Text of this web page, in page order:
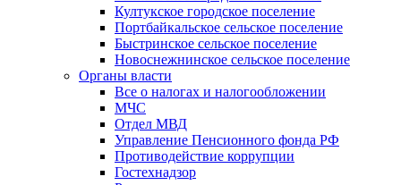
Култукское городское поселение
Портбайкальское сельское поселение
Быстринское сельское поселение
Новоснежнинское сельское поселение
Органы власти
Все о налогах и налогообложении
МЧС
Отдел МВД
Управление Пенсионного фонда РФ
Противодействие коррупции
Гостехнадзор